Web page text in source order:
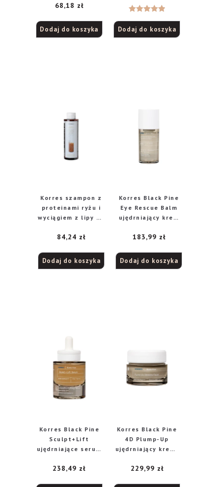
68,18 zł
Dodaj do koszyka
5.00na 5
Dodaj do koszyka
Korres szampon z
proteinami ryżu i
wyciągiem z lipy do
250 ml
84,24 zł
Dodaj do koszyka
Korres Black Pine
Eye Rescue Balm
ujędrniający krem
183,99 zł
Dodaj do koszyka
Korres Black Pine
Sculpt+Lift
ujędrniające serum
238,49 zł
Korres Black Pine
4D Plump-Up
ujędrniający krem-
ml
229,99 zł